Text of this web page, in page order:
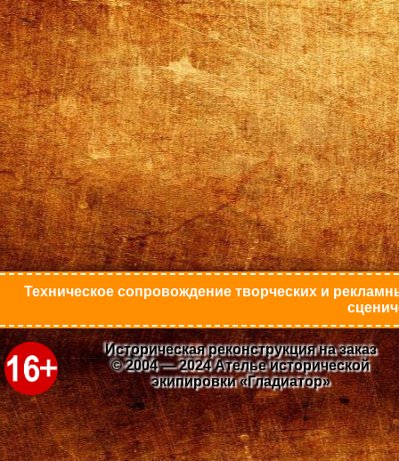
Техническое сопровождение творческих и
Историческая реконструкция на заказ
© 2004 — 2024 Ателье исторической
экипировки «Гладиатор»